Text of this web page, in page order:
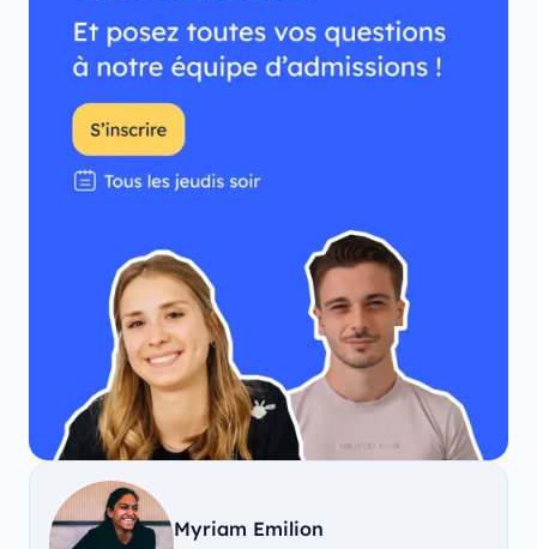
Myriam Emilion